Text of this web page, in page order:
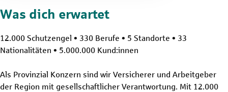
Was dich erwartet
12.000 Schutzengel • 330 Berufe • 5 Standorte • 33
Nationalitäten • 5.000.000 Kund:innen
Als Provinzial Konzern sind wir Versicherer und Arbeitgeber
der Region mit gesellschaftlicher Verantwortung. Mit 12.000